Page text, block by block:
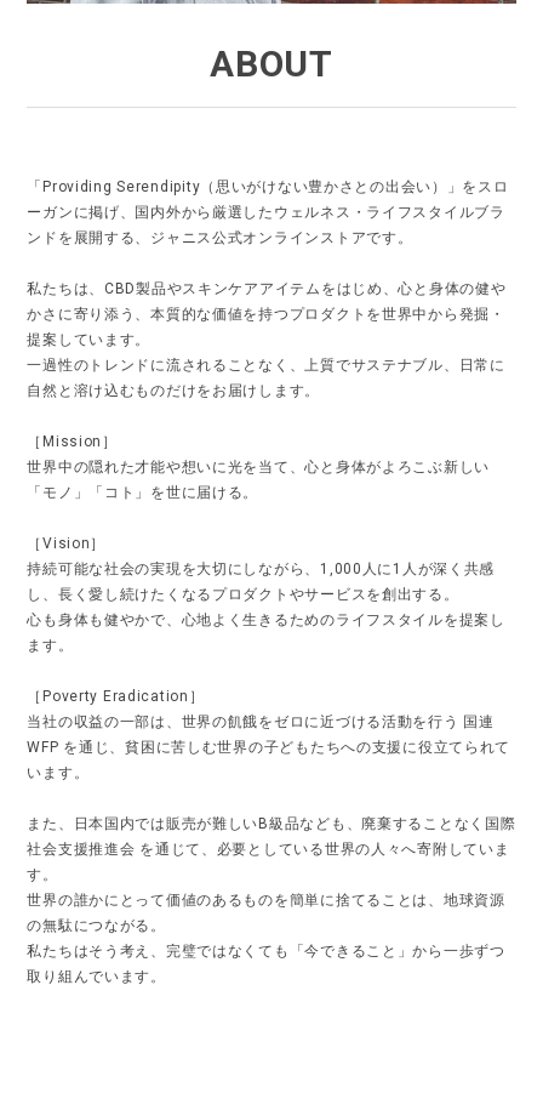
ABOUT
「Providing Serendipity（思いがけない豊かさとの出会い）」をスロ
ーガンに掲げ、国内外から厳選したウェルネス・ライフスタイルブラ
ンドを展開する、ジャニス公式オンラインストアです。
私たちは、CBD製品やスキンケアアイテムをはじめ、心と身体の健や
かさに寄り添う、本質的な価値を持つプロダクトを世界中から発掘・
提案しています。
一過性のトレンドに流されることなく、上質でサステナブル、日常に
自然と溶け込むものだけをお届けします。
［Mission］
世界中の隠れた才能や想いに光を当て、心と身体がよろこぶ新しい
「モノ」「コト」を世に届ける。
［Vision］
持続可能な社会の実現を大切にしながら、1,000人に1人が深く共感
し、長く愛し続けたくなるプロダクトやサービスを創出する。
心も身体も健やかで、心地よく生きるためのライフスタイルを提案し
ます。
［Poverty Eradication］
当社の収益の一部は、世界の飢餓をゼロに近づける活動を行う 国連
WFP を通じ、貧困に苦しむ世界の子どもたちへの支援に役立てられて
います。
また、日本国内では販売が難しいB級品なども、廃棄することなく国際
社会支援推進会 を通じて、必要としている世界の人々へ寄附していま
す。
世界の誰かにとって価値のあるものを簡単に捨てることは、地球資源
の無駄につながる。
私たちはそう考え、完璧ではなくても「今できること」から一歩ずつ
取り組んでいます。